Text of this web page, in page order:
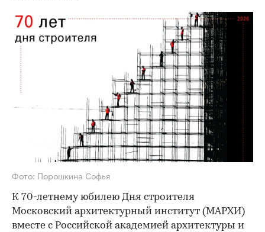
Фото: Порошкина Софья
К 70-летнему юбилею Дня строителя
Московский архитектурный институт (МАРХИ)
вместе с Российской академией архитектуры и